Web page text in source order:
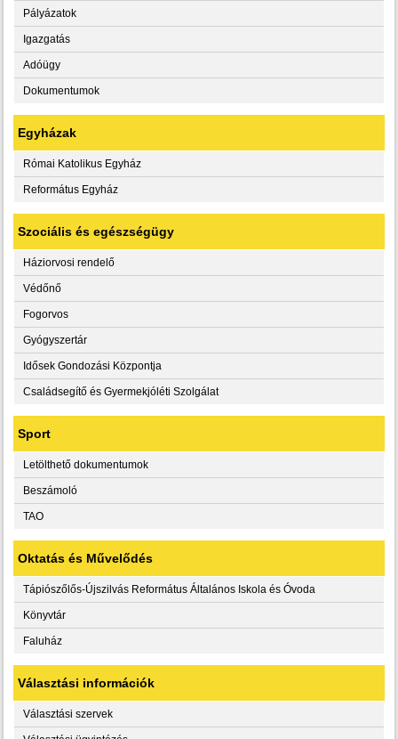
Pályázatok
Igazgatás
Adóügy
Dokumentumok
Egyházak
Római Katolikus Egyház
Református Egyház
Szociális és egészségügy
Háziorvosi rendelő
Védőnő
Fogorvos
Gyógyszertár
Idősek Gondozási Központja
Családsegítő és Gyermekjóléti Szolgálat
Sport
Letölthető dokumentumok
Beszámoló
TAO
Oktatás és Művelődés
Tápiószőlős-Újszilvás Református Általános Iskola és Óvoda
Könyvtár
Faluház
Választási információk
Választási szervek